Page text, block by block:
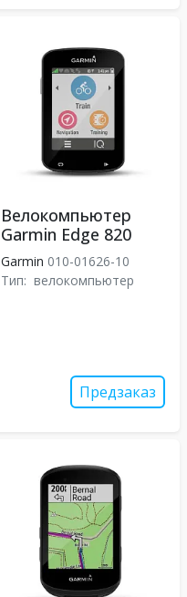
Велокомпьютер
Garmin Edge 820
Garmin 010-01626-10
Тип: велокомпьютер
Предзаказ